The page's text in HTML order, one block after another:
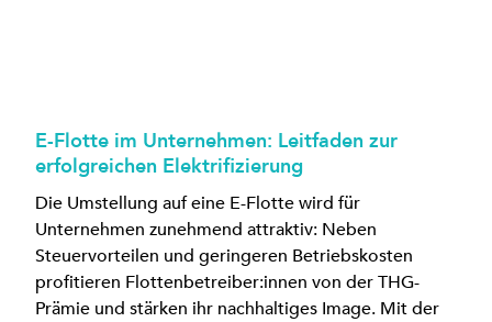
E-Flotte im Unternehmen: Leitfaden zur
erfolgreichen Elektrifizierung
Die Umstellung auf eine E-Flotte wird für
Unternehmen zunehmend attraktiv: Neben
Steuervorteilen und geringeren Betriebskosten
profitieren Flottenbetreiber:innen von der THG-
Prämie und stärken ihr nachhaltiges Image. Mit der